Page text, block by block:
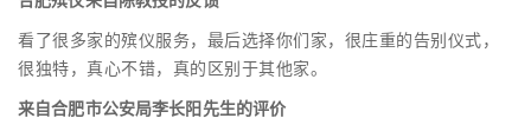
看了很多家的殡仪服务，最后选择你们家，很庄重的告别仪式，
很独特，真心不错，真的区别于其他家。
来自合肥市公安局李长阳先生的评价